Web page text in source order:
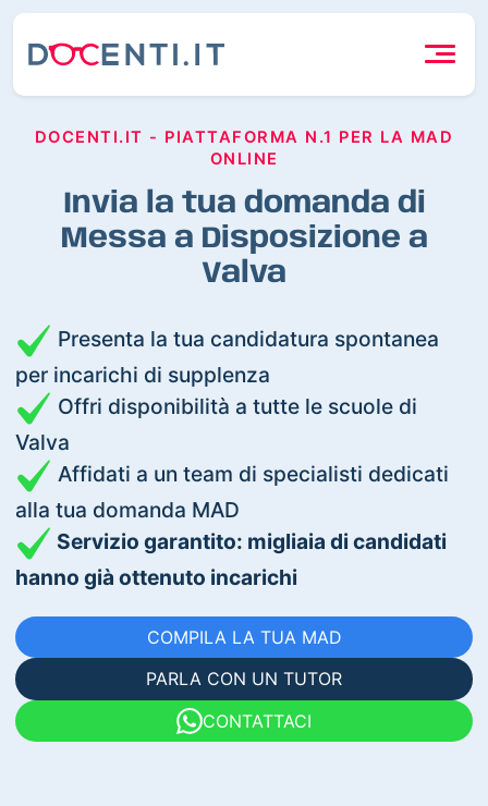
DOCENTI.IT - PIATTAFORMA N.1 PER LA MAD
ONLINE
Invia la tua domanda di
Messa a Disposizione a
Valva
Presenta la tua candidatura spontanea
per incarichi di supplenza
Offri disponibilità a tutte le scuole di
Valva
Affidati a un team di specialisti dedicati
alla tua domanda MAD
Servizio garantito: migliaia di candidati
hanno già ottenuto incarichi
COMPILA LA TUA MAD
PARLA CON UN TUTOR
CONTATTACI